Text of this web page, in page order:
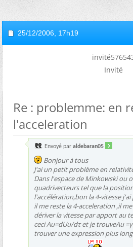
25/12/2006, 17h19
Invité
Re : problemme: en
l'acceleration
Envoyé par aldebaran05
Bonjour à tous
J'ai un petit problème en
Dans l'espace de Minkowski ou
quadrivecteurs tel que la
l'accélération,bon la 4-vitesse
il me reste la 4-acceleration ,il
dériver la vitesse par apport au
ceci Au=dUu/dτ et je trouveAu
trouver une expression plus